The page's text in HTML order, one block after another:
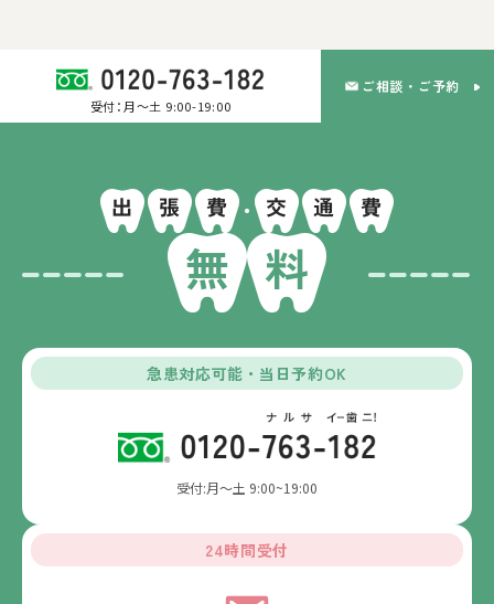
受付：月～土 9:00-19:00
ご相談・ご予約
無 料
急患対応可能・当日予約OK
受付:月～土 9:00~19:00
24時間受付